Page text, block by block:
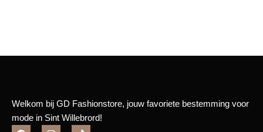
Welkom bij GD Fashionstore, jouw favoriete bestemming voor
mode in Sint Willebrord!